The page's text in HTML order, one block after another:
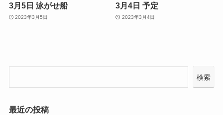
3月5日 泳がせ船
2023年3月5日
3月4日 予定
2023年3月4日
検索
最近の投稿